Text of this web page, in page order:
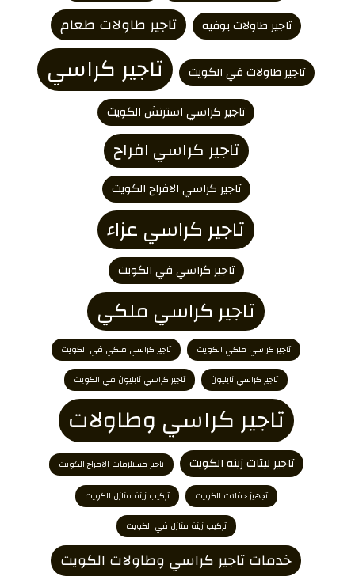
تاجير طاولات بوفيه تاجير طاولات طعام
تاجير طاولات في الكويت تاجير كراسي
تاجير كراسي استرتش الكويت
تاجير كراسي افراح
تاجير كراسي الافراح الكويت
تاجير كراسي عزاء
تاجير كراسي في الكويت
تاجير كراسي ملكي
تاجير كراسي ملكي الكويت
تاجير كراسي ملكي في الكويت
تاجير كراسي نابليون
تاجير كراسي نابليون في الكويت
تاجير كراسي وطاولات
تاجير ليتات زينه الكويت
تاجير مستلزمات الافراح الكويت
تجهيز حفلات الكويت
تركيب زينة منازل الكويت
تركيب زينة منازل في الكويت
خدمات تاجير كراسي وطاولات الكويت